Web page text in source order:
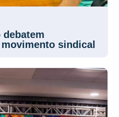
debatem
sindical